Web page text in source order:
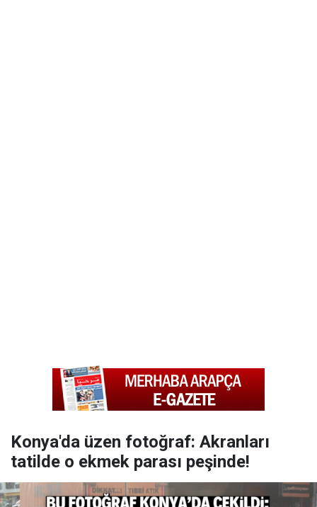
Konya'da üzen fotoğraf: Akranları
tatilde o ekmek parası peşinde!